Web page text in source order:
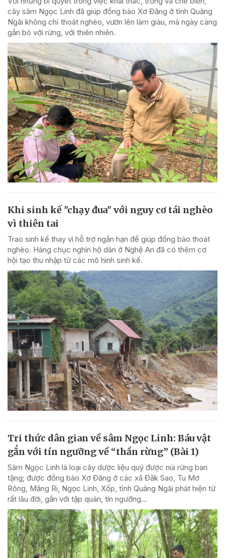
cây sâm Ngọc Linh đã giúp đồng bào Xơ Đăng ở tỉnh Quảng
Ngãi không chỉ thoát nghèo, vươn lên làm giàu, mà ngày càng
gắn bó với rừng, với thiên nhiên.
Khi sinh kế "chạy đua" với nguy cơ tái nghèo
vì thiên tai
Trao sinh kế thay vì hỗ trợ ngắn hạn để giúp đồng bào thoát
nghèo. Hàng chục nghìn hộ dân ở Nghệ An đã có thêm cơ
hội tạo thu nhập từ các mô hình sinh kế.
Tri thức dân gian về sâm Ngọc Linh: Báu vật
gắn với tín ngưỡng về “thần rừng” (Bài 1)
Sâm Ngọc Linh là loại cây dược liệu quý được núi rừng ban
tặng; được đồng bào Xơ Đăng ở các xã Đăk Sao, Tu Mơ
Rông, Măng Ri, Ngọc Linh, Xốp, tỉnh Quảng Ngãi phát hiện từ
rất lâu đời, gắn với tập quán, tín ngưỡng...